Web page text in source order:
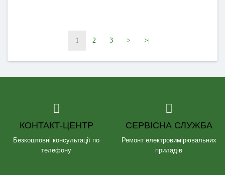
1 2 3 > >|
КОНТАКТ-ЦЕНТР
Безкоштовні консультації по
телефону
СЕРВІСНА СЛУЖБА
Ремонт електровимірювальних
приладів